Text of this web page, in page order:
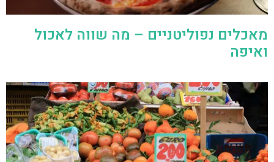
מאכלים נפוליטניים – מה שווה לאכול
ואיפה